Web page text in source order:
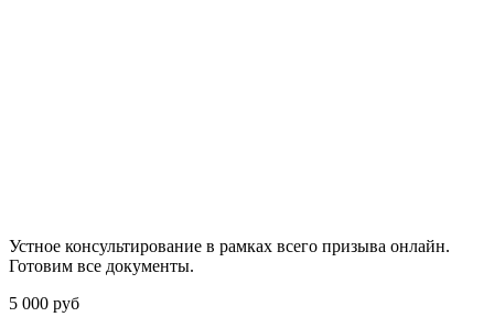
Устное консультирование в рамках всего призыва онлайн.
Готовим все документы.
5 000 руб